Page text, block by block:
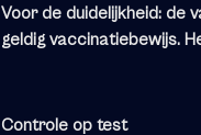
Voor de duidelijkheid: de
geldig vaccinatiebewijs.
Controle op test